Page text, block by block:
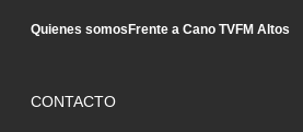
Quienes somosFrente a Cano TVFM Altos
CONTACTO